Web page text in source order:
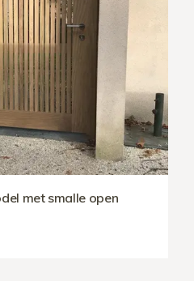
met smalle open